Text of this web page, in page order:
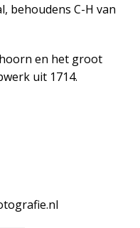
behoudens C-H van
en het groot
uit 1714.